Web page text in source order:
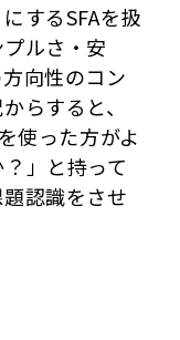
するSFAを扱
ルさ・安
向性のコン
らすると、
使った方がよ
」と持って
認識をさせ